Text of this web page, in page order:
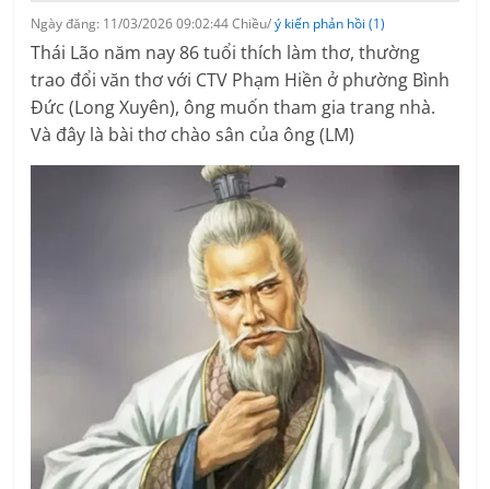
Ngày đăng: 11/03/2026 09:02:44 Chiều/ý kiến phản hồi (1)
Thái Lão năm nay 86 tuổi thích làm thơ, thường
trao đổi văn thơ với CTV Phạm Hiền ở phường Bình
Đức (Long Xuyên), ông muốn tham gia trang nhà.
Và đây là bài thơ chào sân của ông (LM)